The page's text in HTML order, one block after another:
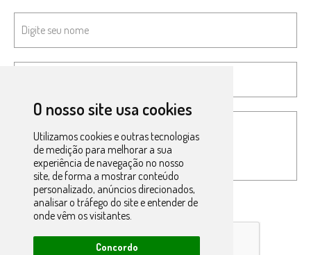
O nosso site usa cookies
Utilizamos cookies e outras tecnologias
de medição para melhorar a sua
experiência de navegação no nosso
site, de forma a mostrar conteúdo
personalizado, anúncios direcionados,
analisar o tráfego do site e entender de
onde vêm os visitantes.
Concordo